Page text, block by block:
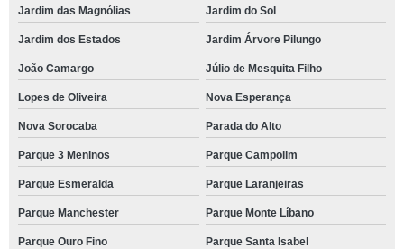
Jardim das Magnólias Jardim do Sol
Jardim dos Estados Jardim Árvore Pilungo
João Camargo Júlio de Mesquita Filho
Lopes de Oliveira Nova Esperança
Nova Sorocaba Parada do Alto
Parque 3 Meninos Parque Campolim
Parque Esmeralda Parque Laranjeiras
Parque Manchester Parque Monte Líbano
Parque Ouro Fino Parque Santa Isabel